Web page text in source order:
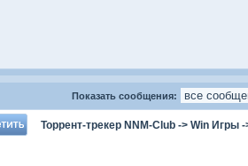
Показать сообщения:
Торрент-трекер NNM-Club -> Win Игры